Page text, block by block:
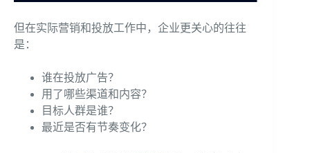
但在实际营销和投放工作中，企业更关心的往往
是：
谁在投放广告？
用了哪些渠道和内容？
目标人群是谁？
最近是否有节奏变化？